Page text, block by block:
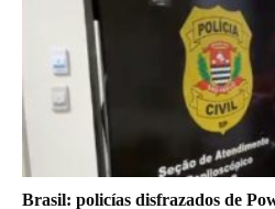
Brasil: policías disfrazados de